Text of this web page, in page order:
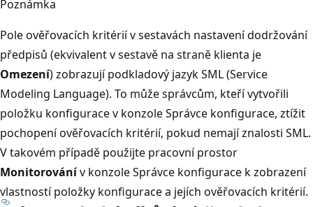
Poznámka
Pole ověřovacích kritérií v sestavách nastavení dodržování
předpisů (ekvivalent v sestavě na straně klienta je
Omezení) zobrazují podkladový jazyk SML (Service
Modeling Language). To může správcům, kteří vytvořili
položku konfigurace v konzole Správce konfigurace, ztížit
pochopení ověřovacích kritérií, pokud nemají znalosti SML.
V takovém případě použijte pracovní prostor
Monitorovánív konzole Správce konfigurace k zobrazení
vlastností položky konfigurace a jejích ověřovacích kritérií.